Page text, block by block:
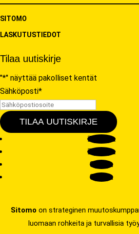
SITOMO
LASKUTUSTIEDOT
Tilaa uutiskirje
"*" näyttää pakolliset kentät
Sähköposti*
TILAA UUTISKIRJE
Seuraa
Seuraa
Seuraa
Seuraa
Sitomo on strateginen
luomaan rohkeita ja turvallisia